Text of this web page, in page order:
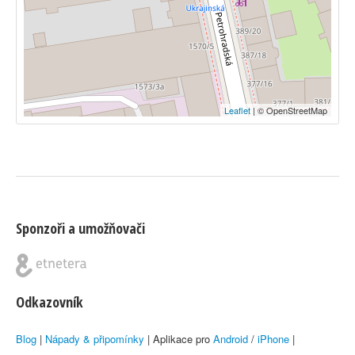
Leaflet | © OpenStreetMap
Sponzoři a umožňovači
Odkazovník
Blog | Nápady & připomínky | Aplikace pro Android / iPhone |